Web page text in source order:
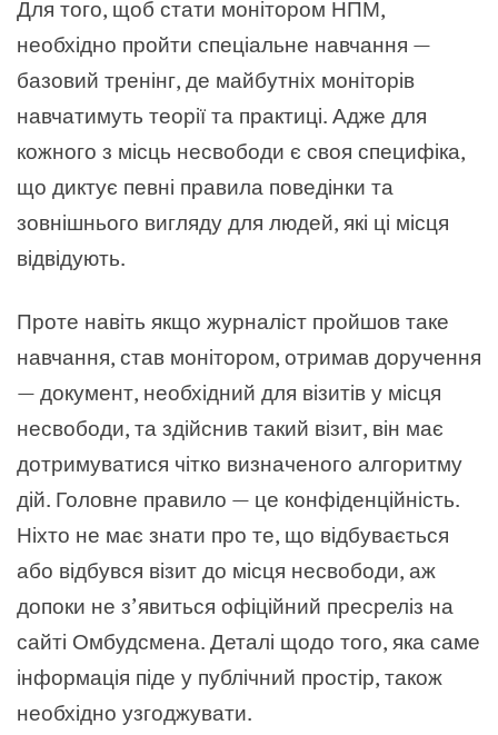
Для того, щоб стати монітором НПМ,
необхідно пройти спеціальне навчання —
базовий тренінг, де майбутніх моніторів
навчатимуть теорії та практиці. Адже для
кожного з місць несвободи є своя специфіка,
що диктує певні правила поведінки та
зовнішнього вигляду для людей, які ці місця
відвідують.
Проте навіть якщо журналіст пройшов таке
навчання, став монітором, отримав доручення
— документ, необхідний для візитів у місця
несвободи, та здійснив такий візит, він має
дотримуватися чітко визначеного алгоритму
дій. Головне правило — це конфіденційність.
Ніхто не має знати про те, що відбувається
або відбувся візит до місця несвободи, аж
допоки не з’явиться офіційний пресреліз на
сайті Омбудсмена. Деталі щодо того, яка саме
інформація піде у публічний простір, також
необхідно узгоджувати.